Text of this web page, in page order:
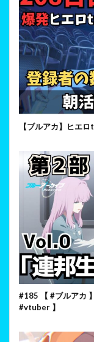
【ブルアカ】ヒエ
#185 【 #ブルアカ
#vtuber 】